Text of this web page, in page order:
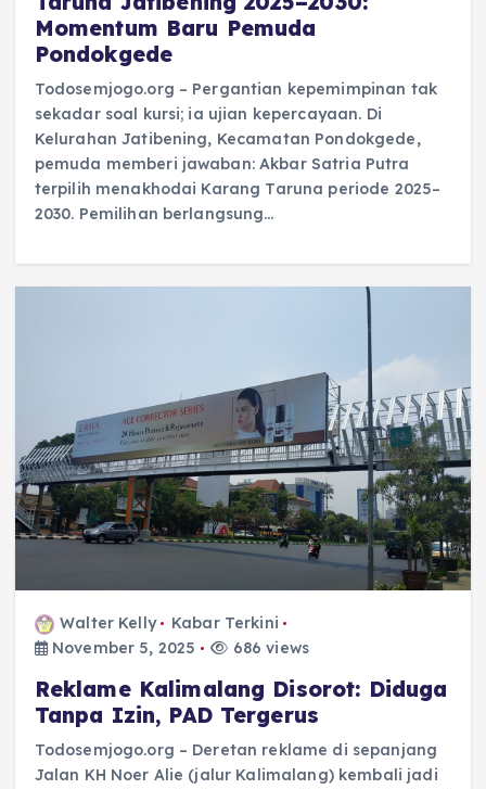
Momentum Baru Pemuda
Pondokgede
Todosemjogo.org – Pergantian kepemimpinan tak
sekadar soal kursi; ia ujian kepercayaan. Di
Kelurahan Jatibening, Kecamatan Pondokgede,
pemuda memberi jawaban: Akbar Satria Putra
terpilih menakhodai Karang Taruna periode 2025–
2030. Pemilihan berlangsung…
Walter Kelly
Kabar Terkini
November 5, 2025
686 views
Reklame Kalimalang Disorot: Diduga
Tanpa Izin, PAD Tergerus
Todosemjogo.org – Deretan reklame di sepanjang
Jalan KH Noer Alie (jalur Kalimalang) kembali jadi